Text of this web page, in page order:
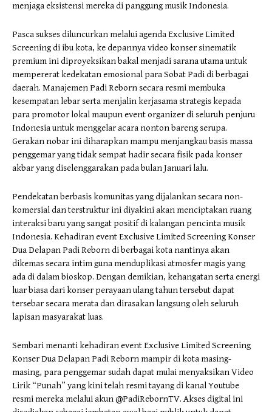
menjaga eksistensi mereka di panggung musik Indonesia.
​Pasca sukses diluncurkan melalui agenda Exclusive Limited
Screening di ibu kota, ke depannya video konser sinematik
premium ini diproyeksikan bakal menjadi sarana utama untuk
mempererat kedekatan emosional para Sobat Padi di berbagai
daerah. Manajemen Padi Reborn secara resmi membuka
kesempatan lebar serta menjalin kerjasama strategis kepada
para promotor lokal maupun event organizer di seluruh penjuru
Indonesia untuk menggelar acara nonton bareng serupa.
Gerakan nobar ini diharapkan mampu menjangkau basis massa
penggemar yang tidak sempat hadir secara fisik pada konser
akbar yang diselenggarakan pada bulan Januari lalu.
​Pendekatan berbasis komunitas yang dijalankan secara non-
komersial dan terstruktur ini diyakini akan menciptakan ruang
interaksi baru yang sangat positif di kalangan pencinta musik
Indonesia. Kehadiran event Exclusive Limited Screening Konser
Dua Delapan Padi Reborn di berbagai kota nantinya akan
dikemas secara intim guna menduplikasi atmosfer magis yang
ada di dalam bioskop. Dengan demikian, kehangatan serta energi
luar biasa dari konser perayaan ulang tahun tersebut dapat
tersebar secara merata dan dirasakan langsung oleh seluruh
lapisan masyarakat luas.
​Sembari menanti kehadiran event Exclusive Limited Screening
Konser Dua Delapan Padi Reborn mampir di kota masing-
masing, para penggemar sudah dapat mulai menyaksikan Video
Lirik “Punah” yang kini telah resmi tayang di kanal Youtube
resmi mereka melalui akun @PadiRebornTV. Akses digital ini